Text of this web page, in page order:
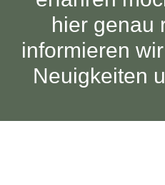
hier genau
informieren
Neuigkeiten
Vitrinen
Wandboards